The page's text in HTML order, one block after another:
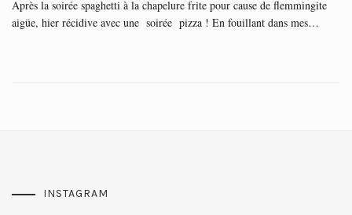
Après la soirée spaghetti à la chapelure frite pour cause de flemmingite
aigüe, hier récidive avec une soirée pizza ! En fouillant dans mes…
INSTAGRAM